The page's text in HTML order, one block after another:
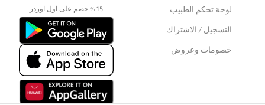
لوحة تحكم الطبيب
التسجيل / الاشتراك
خصومات وعروض
15 % خصم على اول اوردر